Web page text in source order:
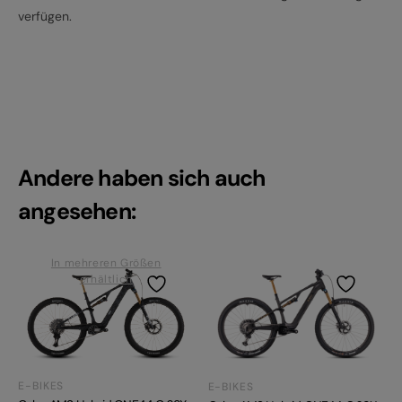
verfügen.
Andere haben sich auch
angesehen:
In mehreren Größen
erhältlich
E-BIKES E-BIKES